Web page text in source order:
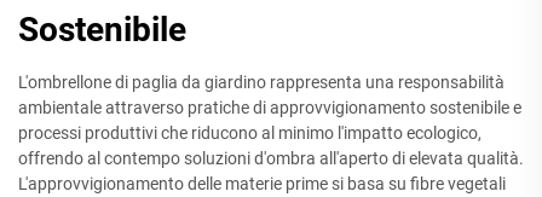
Sostenibile
L'ombrellone di paglia da giardino rappresenta una responsabilità
ambientale attraverso pratiche di approvvigionamento sostenibile e
processi produttivi che riducono al minimo l'impatto ecologico,
offrendo al contempo soluzioni d'ombra all'aperto di elevata qualità.
L'approvvigionamento delle materie prime si basa su fibre vegetali